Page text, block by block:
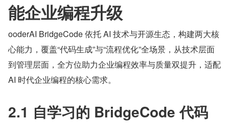
能企业编程升级
ooderAI BridgeCode 依托 AI 技术与开源生态，构建两大核
心能力，覆盖“代码生成”与“流程优化”全场景，从技术层面
到管理层面，全方位助力企业编程效率与质量双提升，适配
AI 时代企业编程的核心需求。
2.1 自学习的 BridgeCode 代码